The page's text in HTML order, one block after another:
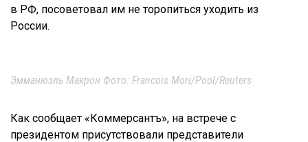
в РФ, посоветовал им не торопиться уходить из
России.
Эмманюэль Макрон Фото: Francois Mori/Pool/Reuters
Как сообщает «Коммерсантъ», на встрече с
президентом присутствовали представители